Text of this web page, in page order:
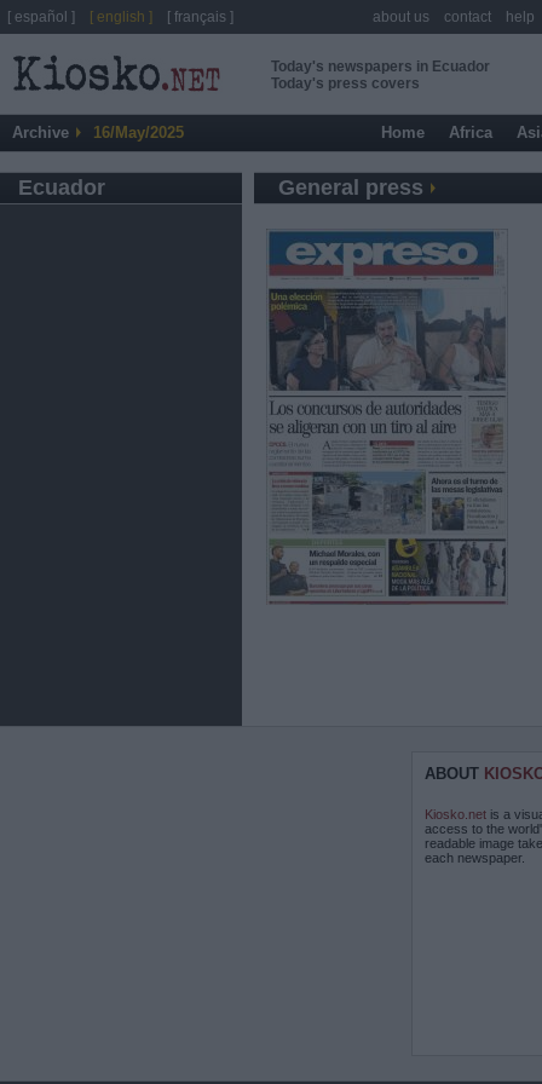
Today's newspapers in Ecuador
Today's press covers
Archive 16/May/2025 Home Africa
Ecuador General press
ABOUT
Kiosko.net is a
access to the
readable image
each newspaper.
[ español ] [ english ] [ français ] about us contact help